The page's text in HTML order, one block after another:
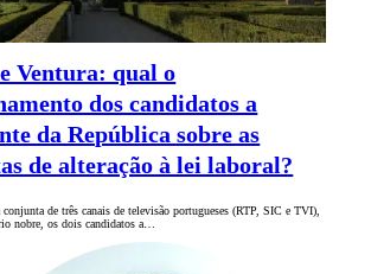
Ventura: qual o
dos candidatos a
da República sobre as
de alteração à lei laboral?
de três canais de televisão portugueses (RTP, SIC e TVI),
nobre, os dois candidatos a…